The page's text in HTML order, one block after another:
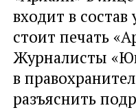
входит в
стоит печать
Журналисты
в
разъяснить